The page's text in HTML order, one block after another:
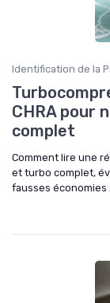
Identification de la
CHRA pour
complet
Comment lire une
et turbo complet,
fausses